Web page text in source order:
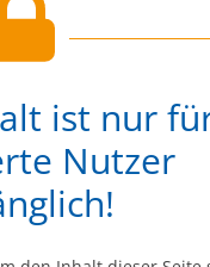
ist nur
Nutzer